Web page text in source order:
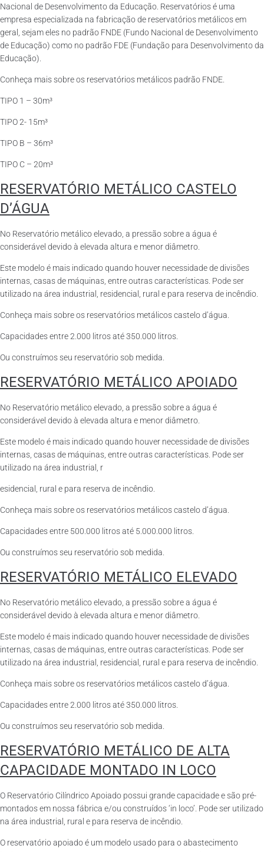
Nacional de Desenvolvimento da Educação. Reservatórios é uma
empresa especializada na fabricação de reservatórios metálicos em
geral, sejam eles no padrão FNDE (Fundo Nacional de Desenvolvimento
de Educação) como no padrão FDE (Fundação para Desenvolvimento da
Educação).
Conheça mais sobre os reservatórios metálicos padrão FNDE.
TIPO 1 – 30m³
TIPO 2- 15m³
TIPO B – 36m³
TIPO C – 20m³
RESERVATÓRIO METÁLICO CASTELO
D’ÁGUA
No Reservatório metálico elevado, a pressão sobre a água é
considerável devido à elevada altura e menor diâmetro.
Este modelo é mais indicado quando houver necessidade de divisões
internas, casas de máquinas, entre outras características. Pode ser
utilizado na área industrial, residencial, rural e para reserva de incêndio.
Conheça mais sobre os reservatórios metálicos castelo d’água.
Capacidades entre 2.000 litros até 350.000 litros.
Ou construímos seu reservatório sob medida.
RESERVATÓRIO METÁLICO APOIADO
No Reservatório metálico elevado, a pressão sobre a água é
considerável devido à elevada altura e menor diâmetro.
Este modelo é mais indicado quando houver necessidade de divisões
internas, casas de máquinas, entre outras características. Pode ser
utilizado na área industrial, r
esidencial, rural e para reserva de incêndio.
Conheça mais sobre os reservatórios metálicos castelo d’água.
Capacidades entre 500.000 litros até 5.000.000 litros.
Ou construímos seu reservatório sob medida.
RESERVATÓRIO METÁLICO ELEVADO
No Reservatório metálico elevado, a pressão sobre a água é
considerável devido à elevada altura e menor diâmetro.
Este modelo é mais indicado quando houver necessidade de divisões
internas, casas de máquinas, entre outras características. Pode ser
utilizado na área industrial, residencial, rural e para reserva de incêndio.
Conheça mais sobre os reservatórios metálicos castelo d’água.
Capacidades entre 2.000 litros até 350.000 litros.
Ou construímos seu reservatório sob medida.
RESERVATÓRIO METÁLICO DE ALTA
CAPACIDADE MONTADO IN LOCO
O Reservatório Cilíndrico Apoiado possui grande capacidade e são pré-
montados em nossa fábrica e/ou construídos ‘in loco’. Pode ser utilizado
na área industrial, rural e para reserva de incêndio.
O reservatório apoiado é um modelo usado para o abastecimento